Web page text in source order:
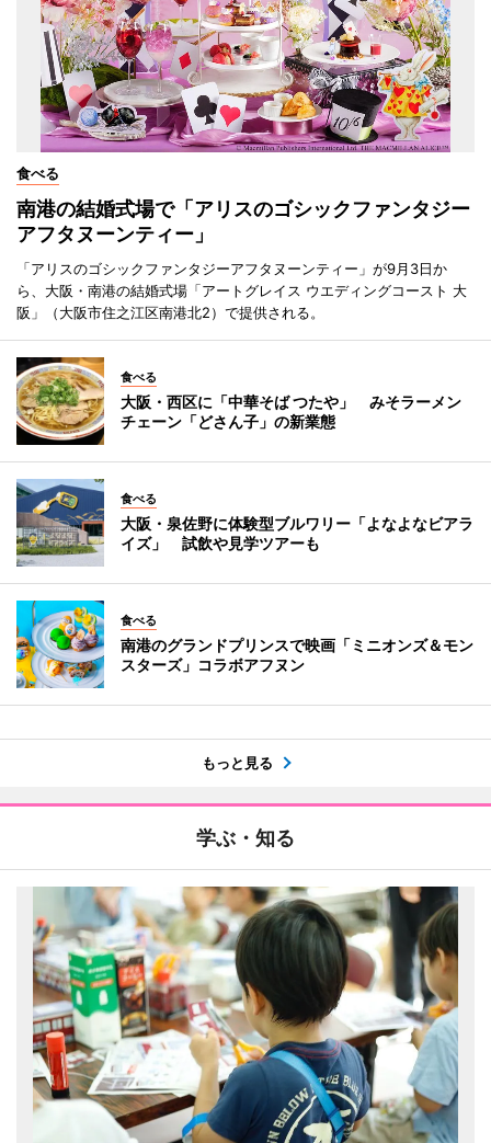
食べる
南港の結婚式場で「アリスのゴシックファンタジー
アフタヌーンティー」
「アリスのゴシックファンタジーアフタヌーンティー」が9月3日か
ら、大阪・南港の結婚式場「アートグレイス ウエディングコースト 大
阪」（大阪市住之江区南港北2）で提供される。
食べる
大阪・西区に「中華そば つたや」 みそラーメン
チェーン「どさん子」の新業態
食べる
大阪・泉佐野に体験型ブルワリー「よなよなビアラ
イズ」 試飲や見学ツアーも
食べる
南港のグランドプリンスで映画「ミニオンズ＆モン
スターズ」コラボアフヌン
もっと見る
学ぶ・知る